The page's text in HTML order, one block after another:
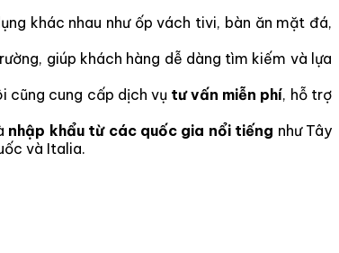
khác nhau như ốp vách tivi, bàn ăn mặt đá,
giúp khách hàng dễ dàng tìm kiếm và lựa
cũng cung cấp dịch vụ tư vấn miễn phí, hỗ trợ
nhập khẩu từ các quốc gia nổi tiếng như Tây
và Italia.